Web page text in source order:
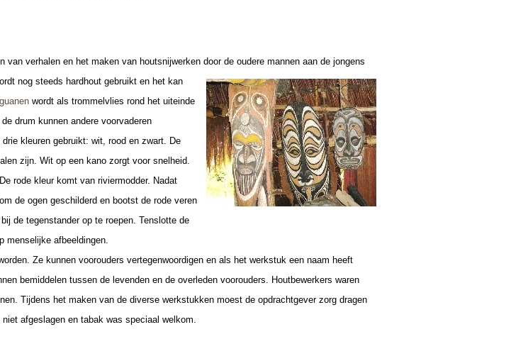
van verhalen en het maken van houtsnijwerken door de oudere mannen aan de jongens
nog steeds hardhout gebruikt en het kan
wordt als trommelvlies rond het uiteinde
drum kunnen andere voorvaderen
kleuren gebruikt: wit, rood en zwart. De
zijn. Wit op een kano zorgt voor snelheid.
rode kleur komt van riviermodder. Nadat
de ogen geschilderd en bootst de rode veren
de tegenstander op te roepen. Tenslotte de
menselijke afbeeldingen.
Ze kunnen voorouders vertegenwoordigen en als het werkstuk een naam heeft
bemiddelen tussen de levenden en de overleden voorouders. Houtbewerkers waren
Tijdens het maken van de diverse werkstukken moest de opdrachtgever zorg dragen
afgeslagen en tabak was speciaal welkom.